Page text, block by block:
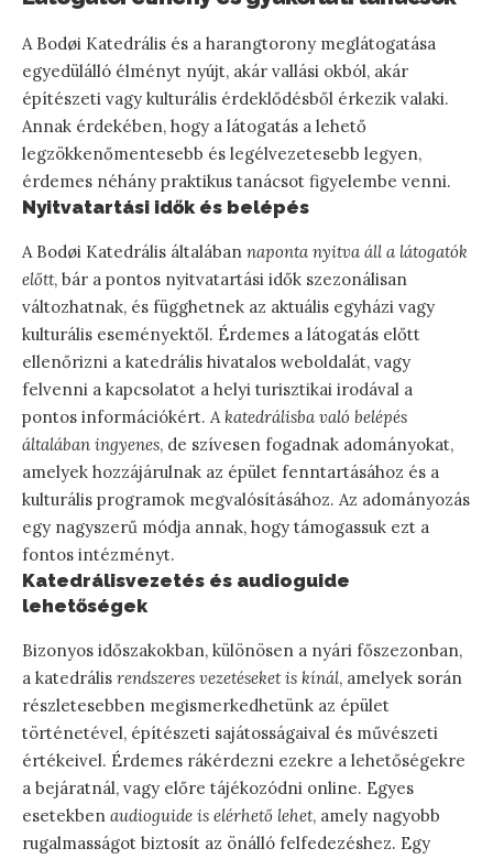
A Bodøi Katedrális és a harangtorony meglátogatása
egyedülálló élményt nyújt, akár vallási okból, akár
építészeti vagy kulturális érdeklődésből érkezik valaki.
Annak érdekében, hogy a látogatás a lehető
legzökkenőmentesebb és legélvezetesebb legyen,
érdemes néhány praktikus tanácsot figyelembe venni.
Nyitvatartási idők és belépés
A Bodøi Katedrális általában naponta nyitva áll a látogatók
előtt, bár a pontos nyitvatartási idők szezonálisan
változhatnak, és függhetnek az aktuális egyházi vagy
kulturális eseményektől. Érdemes a látogatás előtt
ellenőrizni a katedrális hivatalos weboldalát, vagy
felvenni a kapcsolatot a helyi turisztikai irodával a
pontos információkért. A katedrálisba való belépés
általában ingyenes, de szívesen fogadnak adományokat,
amelyek hozzájárulnak az épület fenntartásához és a
kulturális programok megvalósításához. Az adományozás
egy nagyszerű módja annak, hogy támogassuk ezt a
fontos intézményt.
Katedrálisvezetés és audioguide
lehetőségek
Bizonyos időszakokban, különösen a nyári főszezonban,
a katedrális rendszeres vezetéseket is kínál, amelyek során
részletesebben megismerkedhetünk az épület
történetével, építészeti sajátosságaival és művészeti
értékeivel. Érdemes rákérdezni ezekre a lehetőségekre
a bejáratnál, vagy előre tájékozódni online. Egyes
esetekben audioguide is elérhető lehet, amely nagyobb
rugalmasságot biztosít az önálló felfedezéshez. Egy